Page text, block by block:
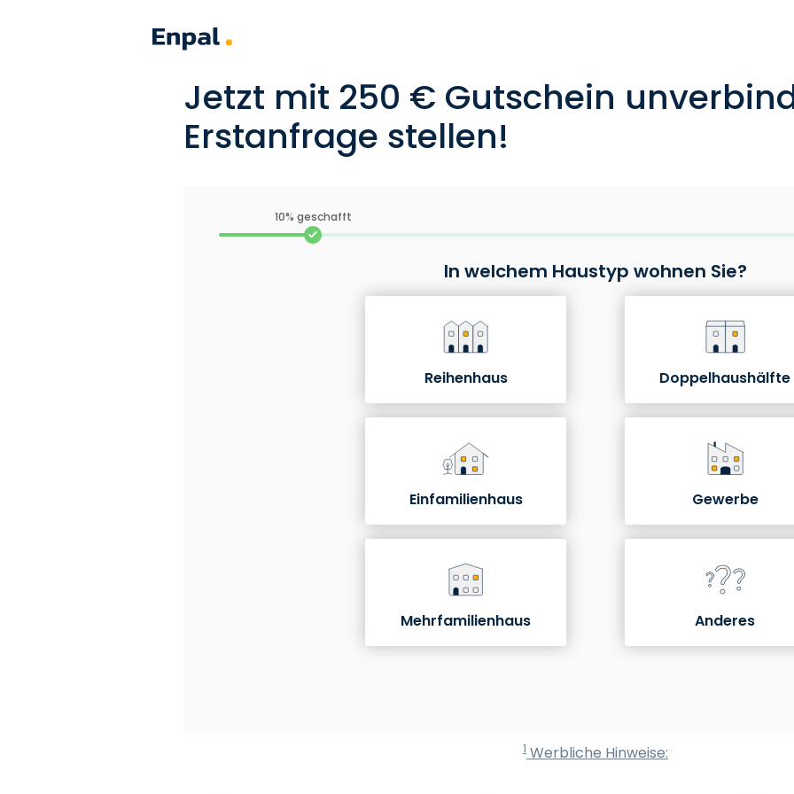
Jetzt mit 250 € Gutschein
Erstanfrage stellen!
10% geschafft
In welchem Haustyp wohnen Sie?
Reihenhaus Doppelhaushälfte
Einfamilienhaus Gewerbe
Mehrfamilienhaus Anderes
1Werbliche Hinweise: